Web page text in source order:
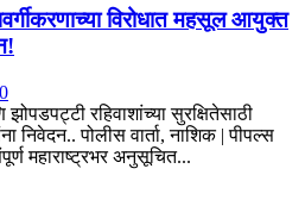
विरोधात महसूल आयुक्त
0
रहिवाशांच्या सुरक्षितेसाठी
पोलीस वार्ता, नाशिक | पीपल्स
महाराष्ट्रभर अनुसूचित...